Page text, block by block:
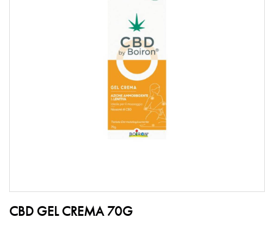
CBD GEL CREMA 70G